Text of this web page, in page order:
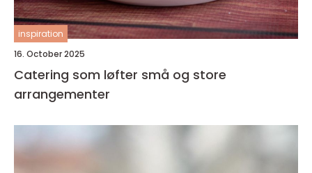
inspiration
16. October 2025
Catering som løfter små og store
arrangementer